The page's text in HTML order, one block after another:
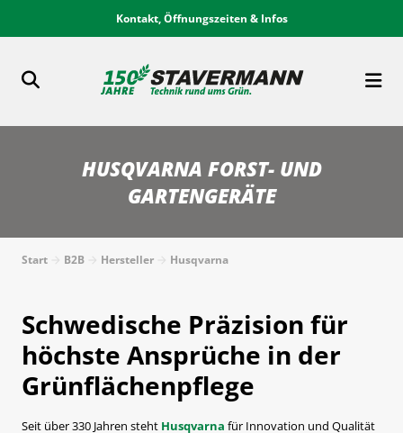
Kontakt, Öffnungszeiten & Infos
HUSQVARNA FORST- UND
GARTENGERÄTE
Start B2B Hersteller Husqvarna
Schwedische Präzision für
höchste Ansprüche in der
Grünflächenpflege
Seit über 330 Jahren steht Husqvarna für Innovation und Qualität